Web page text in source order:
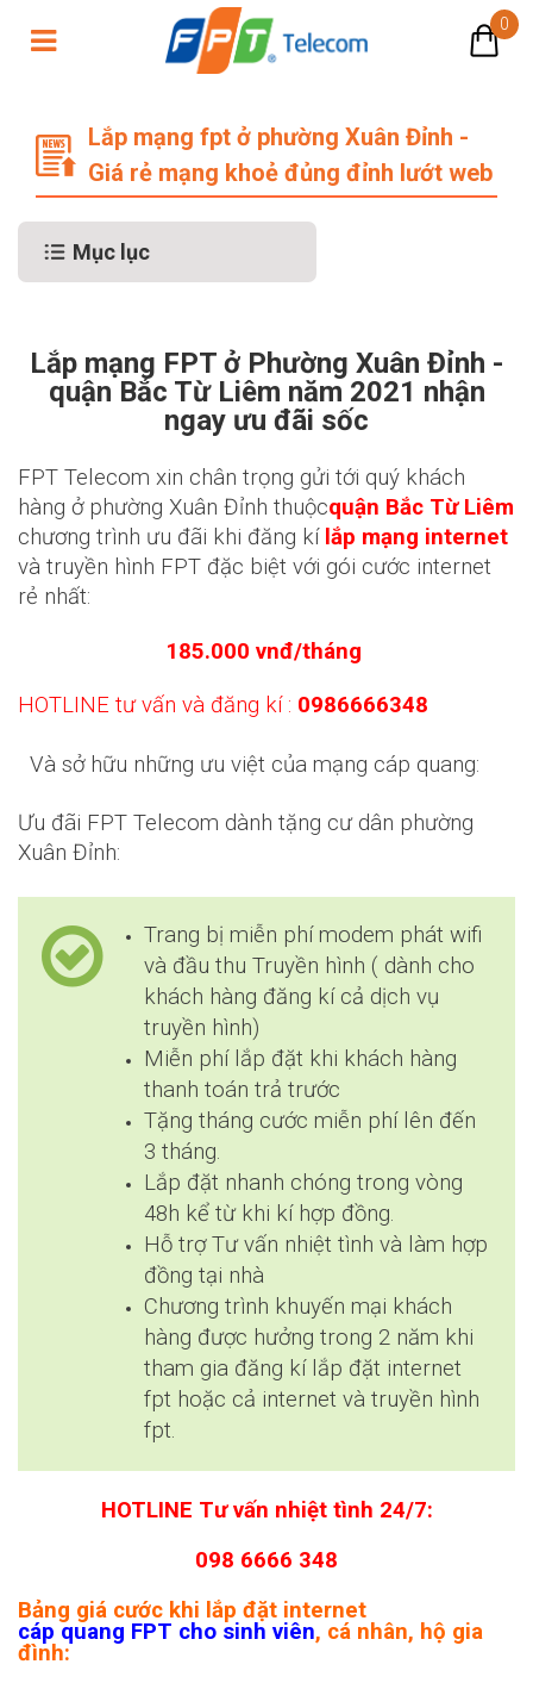
0
Lắp mạng fpt ở phường Xuân Đỉnh -
Giá rẻ mạng khoẻ đủng đỉnh lướt web
Mục lục
Lắp mạng FPT ở Phường Xuân Đỉnh -
quận Bắc Từ Liêm năm 2021 nhận
ngay ưu đãi sốc
FPT Telecom xin chân trọng gửi tới quý khách
hàng ở phường Xuân Đỉnh thuộcquận Bắc Từ Liêm
chương trình ưu đãi khi đăng kí lắp mạng internet
và truyền hình FPT đặc biệt với gói cước internet
rẻ nhất:
185.000 vnđ/tháng
HOTLINE tư vấn và đăng kí : 0986666348
Và sở hữu những ưu việt của mạng cáp quang:
Ưu đãi FPT Telecom dành tặng cư dân phường
Xuân Đỉnh:
Trang bị miễn phí modem phát wifi
và đầu thu Truyền hình ( dành cho
khách hàng đăng kí cả dịch vụ
truyền hình)
Miễn phí lắp đặt khi khách hàng
thanh toán trả trước
Tặng tháng cước miễn phí lên đến
3 tháng.
Lắp đặt nhanh chóng trong vòng
48h kể từ khi kí hợp đồng.
Hỗ trợ Tư vấn nhiệt tình và làm hợp
đồng tại nhà
Chương trình khuyến mại khách
hàng được hưởng trong 2 năm khi
tham gia đăng kí lắp đặt internet
fpt hoặc cả internet và truyền hình
fpt.
HOTLINE Tư vấn nhiệt tình 24/7:
098 6666 348
Bảng giá cước khi lắp đặt internet
cáp quang FPT cho sinh viên, cá nhân, hộ gia
đình: